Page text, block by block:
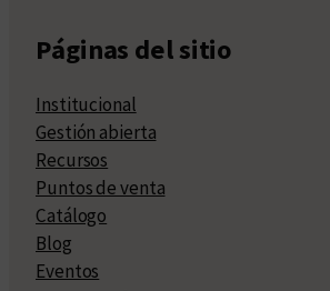
Páginas del sitio
Institucional
Gestión abierta
Recursos
Puntos de venta
Catálogo
Blog
Eventos